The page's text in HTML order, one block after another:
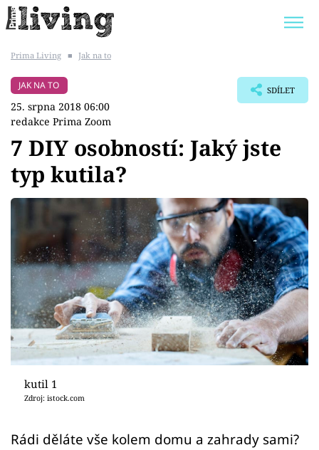
BYDLENÍ SLAVNÝCH
Témata
Bydlení
Zahrada
Design
Sledujte prima+
Přihlášení
Prima Living ■ Jak na to
JAK NA TO
25. srpna 2018 06:00
redakce Prima Zoom
SDÍLET
7 DIY osobností: Jaký jste
typ kutila?
kutil 1
Zdroj: istock.com
Rádi děláte vše kolem domu a zahrady sami?